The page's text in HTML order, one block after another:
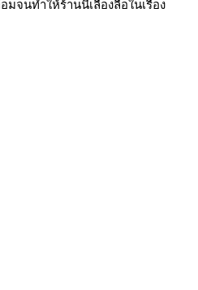
จนทำให้ร้านนี้เลื่องลือในเรื่อง